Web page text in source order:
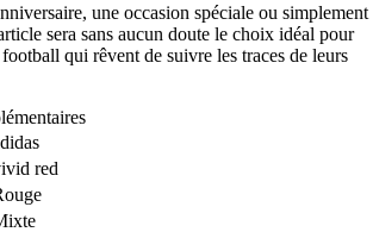
une occasion spéciale ou simplement
sera sans aucun doute le choix idéal pour
qui rêvent de suivre les traces de leurs
red